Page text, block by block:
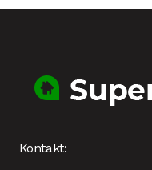
Kontakt: